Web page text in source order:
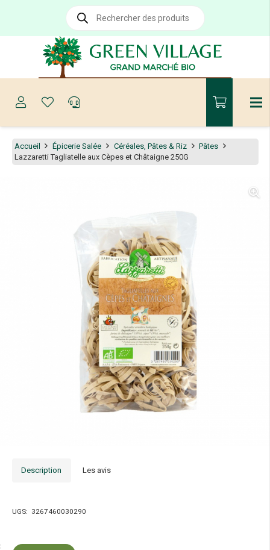
Recherche
produits
Accueil Épicerie Salée Céréales, Pâtes & Riz
Pâtes
Lazzaretti Tagliatelle aux Cèpes et Châtaigne 250G
Description Les avis
UGS: 3267460030290